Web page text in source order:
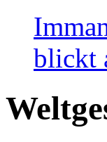
blickt